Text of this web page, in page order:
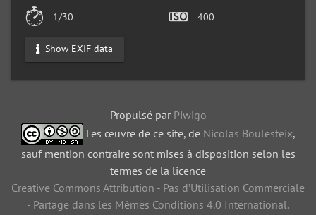
1/30 400
Show EXIF data
Propulsé par Piwigo
Les œuvre de ce site, de Nicolas Boulesteix,
sauf mention contraire sont mises à disposition selon les
termes de la licence
Creative Commons Attribution - Pas d’Utilisation Commerciale
- Partage dans les Mêmes Conditions 4.0 International.